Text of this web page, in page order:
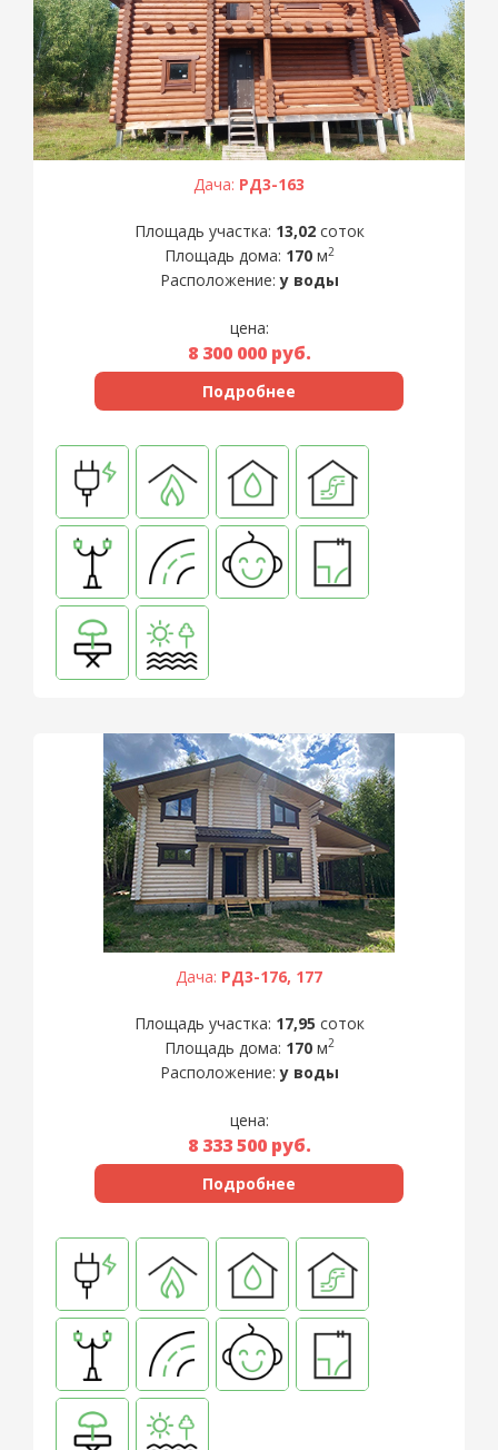
Дача: РД3-163
Площадь участка: 13,02соток
Площадь дома: 170м2
Расположение:у воды
цена:
8 300 000руб.
Подробнее
Дача: РД3-176, 177
Площадь участка: 17,95 соток
Площадь дома: 170м2
Расположение:у воды
цена:
8 333 500руб.
Подробнее